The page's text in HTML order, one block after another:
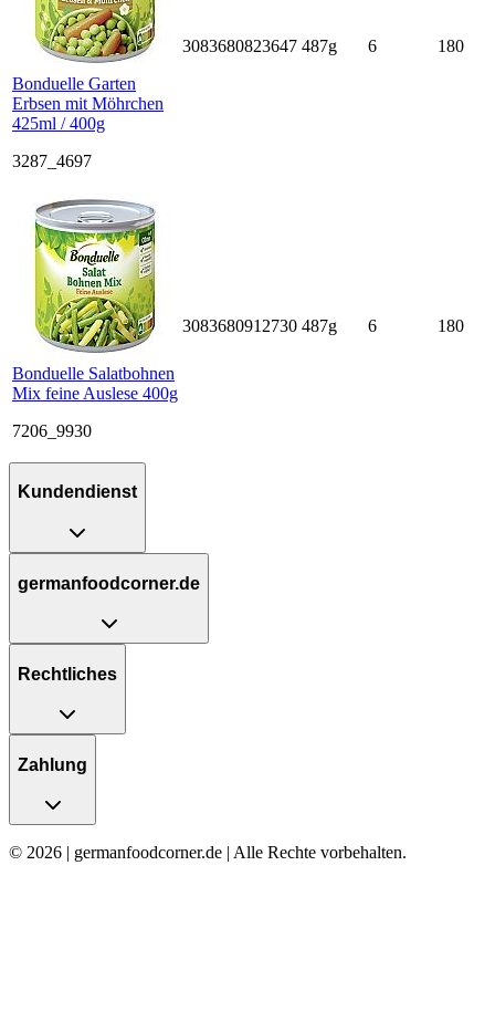
Bonduelle Garten
Erbsen mit Möhrchen
425ml / 400g
3287_4697
3083680823647 487g 6 180
Bonduelle Salatbohnen
Mix feine Auslese 400g
7206_9930
3083680912730 487g 6 180
Kundendienst
germanfoodcorner.de
Rechtliches
Zahlung
© 2026 | germanfoodcorner.de | Alle Rechte vorbehalten.